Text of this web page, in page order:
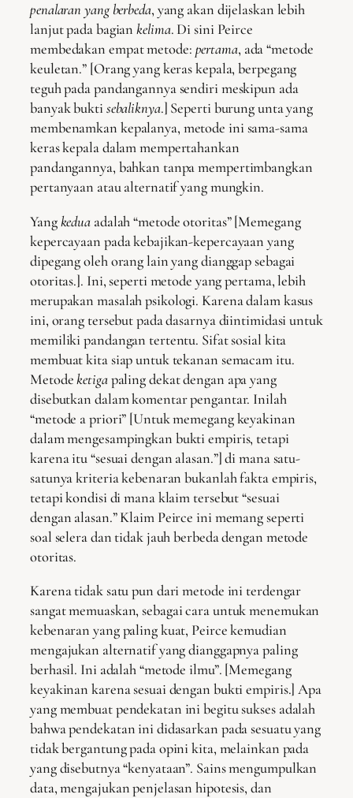
penalaran yang berbeda, yang akan dijelaskan lebih
lanjut pada bagiankelima. Di sini Peirce
membedakan empat metode: pertama, ada “metode
keuletan.” [Orang yang keras kepala, berpegang
teguh pada pandangannya sendiri meskipun ada
banyak bukti sebaliknya.] Seperti burung unta yang
membenamkan kepalanya, metode ini sama-sama
keras kepala dalam mempertahankan
pandangannya, bahkan tanpa mempertimbangkan
pertanyaan atau alternatif yang mungkin.
Yangkedua adalah “metode otoritas” [Memegang
kepercayaan pada kebajikan-kepercayaan yang
dipegang oleh orang lain yang dianggap sebagai
otoritas.]. Ini, seperti metode yang pertama, lebih
merupakan masalah psikologi. Karena dalam kasus
ini, orang tersebut pada dasarnya diintimidasi untuk
memiliki pandangan tertentu. Sifat sosial kita
membuat kita siap untuk tekanan semacam itu.
Metodeketigapaling dekat dengan apa yang
disebutkan dalam komentar pengantar. Inilah
“metode a priori” [Untuk memegang keyakinan
dalam mengesampingkan bukti empiris, tetapi
karena itu “sesuai dengan alasan.”] di mana satu-
satunya kriteria kebenaran bukanlah fakta empiris,
tetapi kondisi di mana klaim tersebut “sesuai
dengan alasan.” Klaim Peirce ini memang seperti
soal selera dan tidak jauh berbeda dengan metode
otoritas.
Karena tidak satu pun dari metode ini terdengar
sangat memuaskan, sebagai cara untuk menemukan
kebenaran yang paling kuat, Peirce kemudian
mengajukan alternatif yang dianggapnya paling
berhasil. Ini adalah “metode ilmu”. [Memegang
keyakinan karena sesuai dengan bukti empiris.] Apa
yang membuat pendekatan ini begitu sukses adalah
bahwa pendekatan ini didasarkan pada sesuatu yang
tidak bergantung pada opini kita, melainkan pada
yang disebutnya “kenyataan”. Sains mengumpulkan
data, mengajukan penjelasan hipotesis, dan